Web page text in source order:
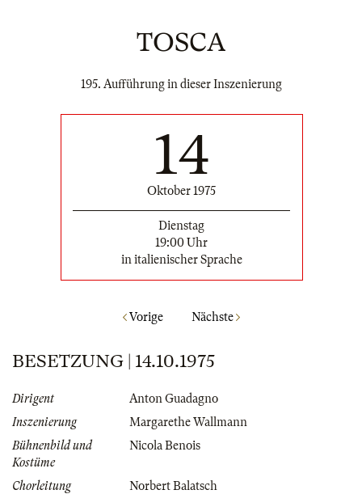
TOSCA
195. Aufführung in dieser Inszenierung
14
Oktober 1975
Dienstag
19:00 Uhr
in italienischer Sprache
Vorige Nächste
BESETZUNG | 14.10.1975
Dirigent
Anton Guadagno
Inszenierung
Margarethe Wallmann
Bühnenbild und
Kostüme
Nicola Benois
Chorleitung Norbert Balatsch